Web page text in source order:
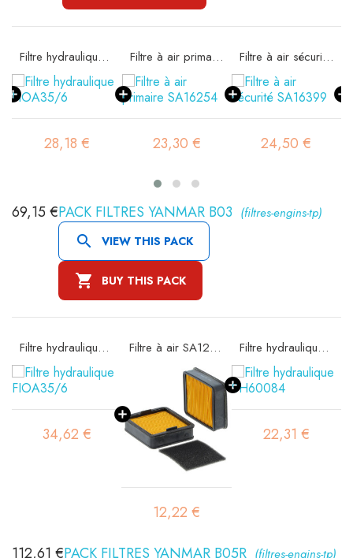
Filtre hydraulique FIOA35/6
28,18 €
Filtre à air primaire SA16254
23,30 €
Filtre à air sécurité SA16399
24,50 €
PACK FILTRES YANMAR B03 (filtres-engins-tp)
 VIEW THIS PACK
 BUY THIS PACK
69,15 €
Filtre hydraulique FIOA35/6
34,62 €
Filtre à air SA12456
12,22 €
Filtre hydraulique SH60084
22,31 €
PACK FILTRES YANMAR B05R (filtres-engins-tp)
112,61 €